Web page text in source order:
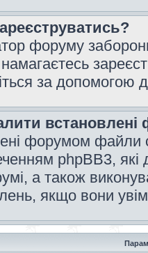
форуму
за допомогою
форумом файли
phpBB3,
а також
якщо вони